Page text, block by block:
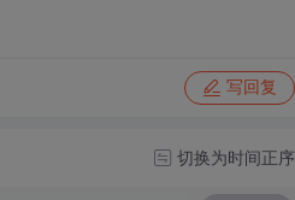
写回复
切换为时间正序